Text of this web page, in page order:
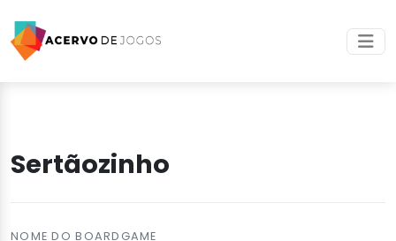
Sertãozinho
NOME DO BOARDGAME